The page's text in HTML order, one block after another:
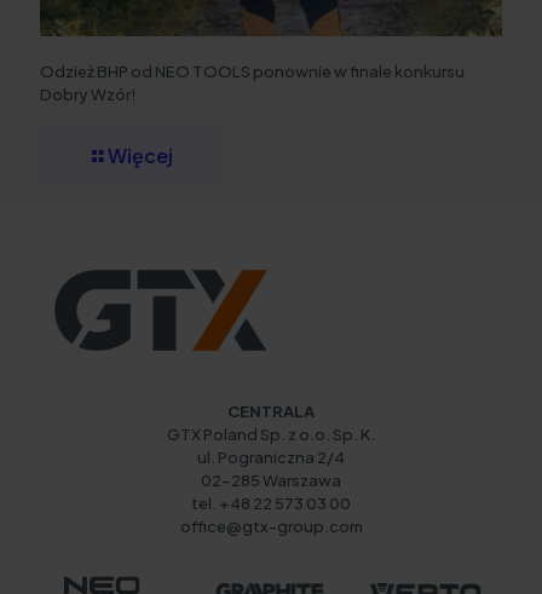
Odzież BHP od NEO TOOLS ponownie w finale konkursu
Dobry Wzór!
Więcej
CENTRALA
GTX Poland Sp. z o.o. Sp. K.
ul. Pograniczna 2/4
02-285 Warszawa
tel. +48 22 573 03 00
office@gtx-group.com